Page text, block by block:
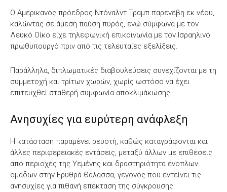
Ο Αμερικανός πρόεδρος Ντόναλντ Τραμπ παρενέβη εκ νέου,
καλώντας σε άμεση παύση πυρός, ενώ σύμφωνα με τον
Λευκό Οίκο είχε τηλεφωνική επικοινωνία με τον Ισραηλινό
πρωθυπουργό πριν από τις τελευταίες εξελίξεις.
Παράλληλα, διπλωματικές διαβουλεύσεις συνεχίζονται με τη
συμμετοχή και τρίτων χωρών, χωρίς ωστόσο να έχει
επιτευχθεί σταθερή συμφωνία αποκλιμάκωσης.
Ανησυχίες για ευρύτερη ανάφλεξη
Η κατάσταση παραμένει ρευστή, καθώς καταγράφονται και
άλλες περιφερειακές εντάσεις, μεταξύ άλλων με επιθέσεις
από περιοχές της Υεμένης και δραστηριότητα ένοπλων
ομάδων στην Ερυθρά Θάλασσα, γεγονός που εντείνει τις
ανησυχίες για πιθανή επέκταση της σύγκρουσης.